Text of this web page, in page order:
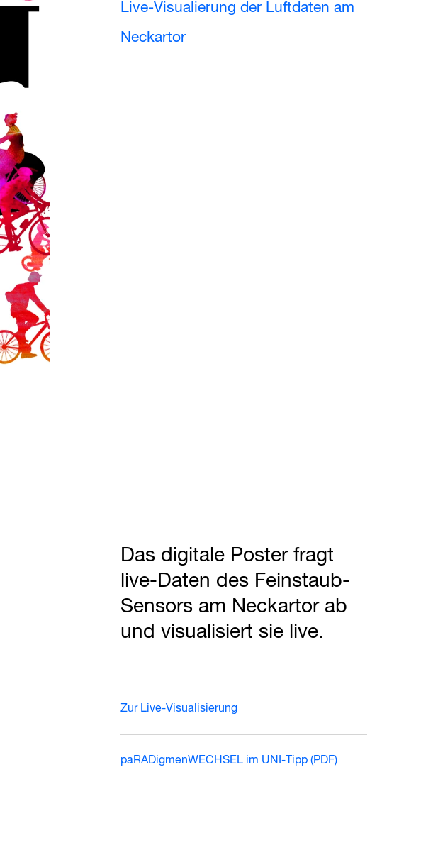
Live-Visualierung der Luftdaten am
Neckartor
Das digitale Poster fragt
live-Daten des Feinstaub-
Sensors am Neckartor ab
und visualisiert sie live.
Zur Live-Visualisierung
paRADigmenWECHSEL im UNI-Tipp (PDF)